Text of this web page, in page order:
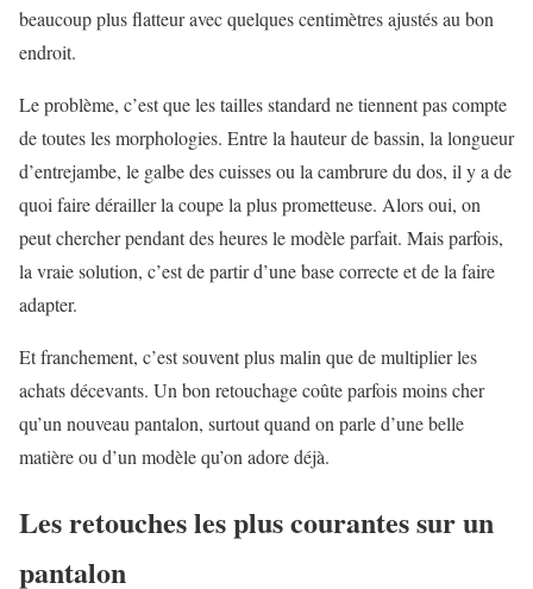
beaucoup plus flatteur avec quelques centimètres ajustés au bon
endroit.
Le problème, c’est que les tailles standard ne tiennent pas compte
de toutes les morphologies. Entre la hauteur de bassin, la longueur
d’entrejambe, le galbe des cuisses ou la cambrure du dos, il y a de
quoi faire dérailler la coupe la plus prometteuse. Alors oui, on
peut chercher pendant des heures le modèle parfait. Mais parfois,
la vraie solution, c’est de partir d’une base correcte et de la faire
adapter.
Et franchement, c’est souvent plus malin que de multiplier les
achats décevants. Un bon retouchage coûte parfois moins cher
qu’un nouveau pantalon, surtout quand on parle d’une belle
matière ou d’un modèle qu’on adore déjà.
Les retouches les plus courantes sur un
pantalon